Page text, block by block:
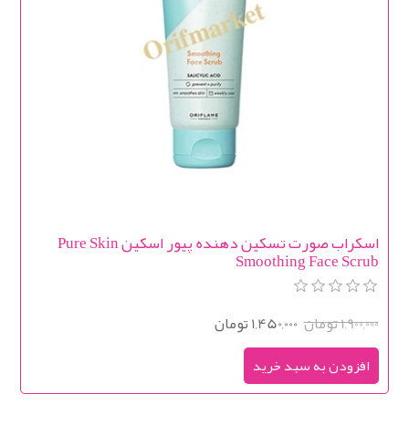
اسکراب صورت تسکین دهنده پیور اسکین Pure Skin
Smoothing Face Scrub
1,900,000 تومان 1,450,000 تومان